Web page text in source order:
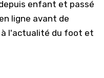
enfant et passé
ligne avant de
à l'actualité du foot et